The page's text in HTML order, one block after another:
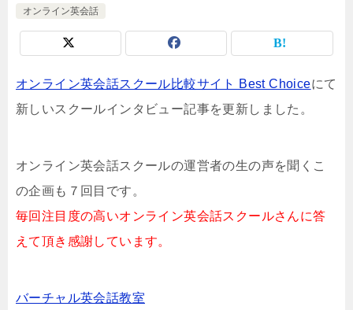
オンライン英会話
オンライン英会話スクール比較サイト Best Choiceにて
新しいスクールインタビュー記事を更新しました。
オンライン英会話スクールの運営者の生の声を聞くこ
の企画も７回目です。
毎回注目度の高いオンライン英会話スクールさんに答
えて頂き感謝しています。
バーチャル英会話教室